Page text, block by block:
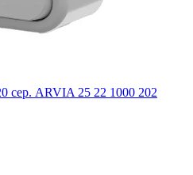
сер. ARVIA 25 22 1000 202